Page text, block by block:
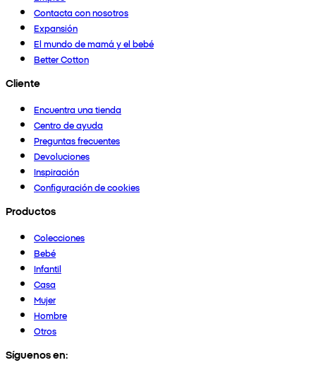
Contacta con nosotros
Expansión
El mundo de mamá y el bebé
Better Cotton
Cliente
Encuentra una tienda
Centro de ayuda
Preguntas frecuentes
Devoluciones
Inspiración
Configuración de cookies
Productos
Colecciones
Bebé
Infantil
Casa
Mujer
Hombre
Otros
Síguenos en: